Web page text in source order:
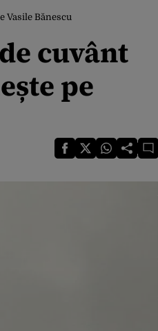
Vasile Bănescu
cuvânt
pe